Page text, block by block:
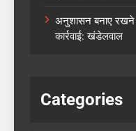
अनुशासन बनाए रखने के
कार्रवाई: खंडेलवाल
Categories